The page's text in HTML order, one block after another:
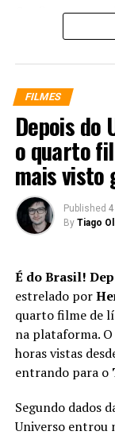
Animação de
A execução
pontos altos da
no orçamento,
aqui representam
tecnologia já
personagens,
complexos
iluminação e
trabalho de
simplesmente
favorito para o
– Wandinha |
Addams,
– Por essa os
David Zaslav,
Potter
Facebook
Confira ao
É
estão
E não,
?
—
3,
Sandman é a
centrada no ser
conhecido como
nome indica, o
FILMES
Depois do
o quarto
mais visto
Published
By Tiago
É do Brasil!
estrelado por
quarto filme de
na plataforma.
horas vistas
entrando para o
Segundo dados
Universo entrou